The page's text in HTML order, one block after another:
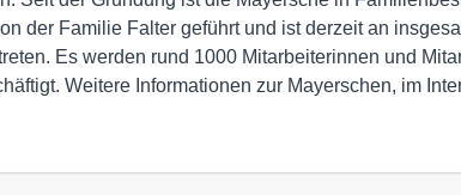
der Familie Falter geführt und ist derzeit an
Es werden rund 1000 Mitarbeiterinnen und
Weitere Informationen zur Mayerschen, im